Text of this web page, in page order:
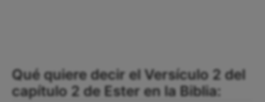
Qué quiere decir el Versículo 2 del
capítulo 2 de Ester en la Biblia: